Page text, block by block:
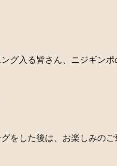
グ入る皆さん、ニジギン
をした後は、お楽しみの